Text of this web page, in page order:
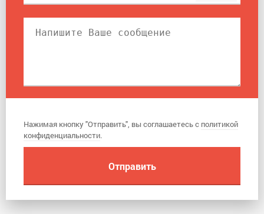
Нажимая кнопку "Отправить", вы соглашаетесь с политикой
конфиденциальности.